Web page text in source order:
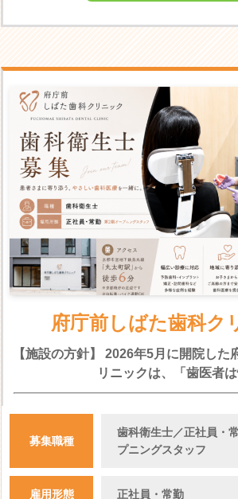
府庁前しばた歯科ク
【施設の方針】 2026年5月に開院した
リニックは、「歯医者
募集職種
歯科衛生士／正社員・
プニングスタッフ
雇用形態 正社員・常勤